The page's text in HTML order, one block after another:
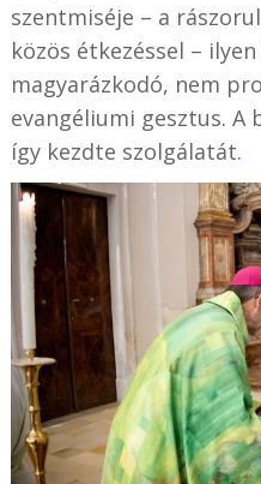
szentmiséje – a
közös étkezéssel –
magyarázkodó, nem
evangéliumi gesztus. A
így kezdte szolgálatát.